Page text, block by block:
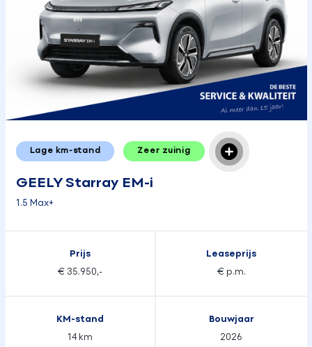
Lage km-stand Zeer zuinig
GEELY Starray EM-i
1.5 Max+
Prijs
€ 35.950,-
Leaseprijs
€ p.m.
KM-stand
14 km
Bouwjaar
2026